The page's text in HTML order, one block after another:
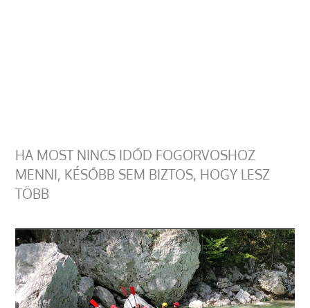
HA MOST NINCS IDŐD FOGORVOSHOZ
MENNI, KÉSŐBB SEM BIZTOS, HOGY LESZ
TÖBB